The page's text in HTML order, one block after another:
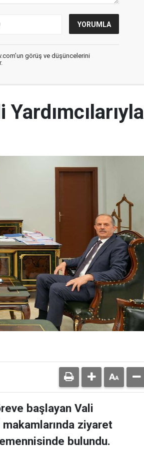
görüş ve düşüncelerini
başlayan Vali
makamlarında ziyaret
bulundu.